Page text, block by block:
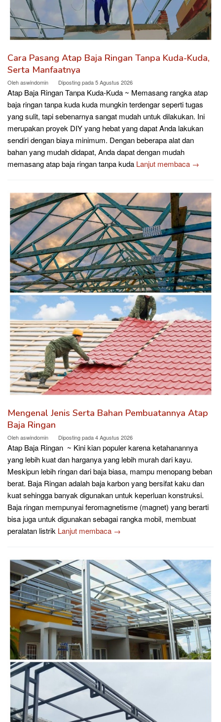
Cara Pasang Atap Baja Ringan Tanpa Kuda-Kuda,
Serta Manfaatnya
Olehaswindomin Diposting pada5 Agustus 2026
Atap Baja Ringan Tanpa Kuda-Kuda ~ Memasang rangka atap
baja ringan tanpa kuda kuda mungkin terdengar seperti tugas
yang sulit, tapi sebenarnya sangat mudah untuk dilakukan. Ini
merupakan proyek DIY yang hebat yang dapat Anda lakukan
sendiri dengan biaya minimum. Dengan beberapa alat dan
bahan yang mudah didapat, Anda dapat dengan mudah
memasang atap baja ringan tanpa kuda Lanjut membaca →
Mengenal Jenis Serta Bahan Pembuatannya Atap
Baja Ringan
Olehaswindomin Diposting pada4 Agustus 2026
Atap Baja Ringan ~ Kini kian populer karena ketahanannya
yang lebih kuat dan harganya yang lebih murah dari kayu.
Meskipun lebih ringan dari baja biasa, mampu menopang beban
berat. Baja Ringan adalah baja karbon yang bersifat kaku dan
kuat sehingga banyak digunakan untuk keperluan konstruksi.
Baja ringan mempunyai feromagnetisme (magnet) yang berarti
bisa juga untuk digunakan sebagai rangka mobil, membuat
peralatan listrik Lanjut membaca →